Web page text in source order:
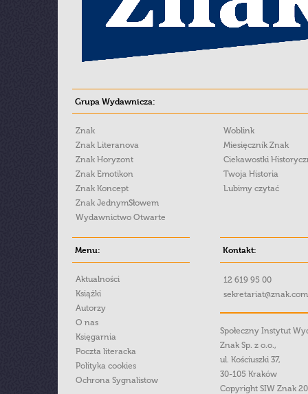
Grupa Wydawnicza:
Znak
Znak Literanova
Znak Horyzont
Znak Emotikon
Znak Koncept
Znak JednymSłowem
Wydawnictwo Otwarte
Woblink
Miesięcznik Znak
Ciekawostki
Twoja Historia
Lubimy czytać
Menu:
Aktualności
Książki
Autorzy
O nas
Księgarnia
Poczta literacka
Polityka cookies
Ochrona Sygnalistow
Kontakt:
12 619 95 00
Społeczny Instytut
Znak Sp. z o.o.,
ul. Kościuszki 37,
30-105 Kraków
Copyright SIW Znak